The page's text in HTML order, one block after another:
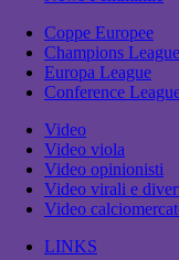
Coppe Europee
Champions League
Europa League
Conference
Video
Video viola
Video opinionisti
Video virali e
Video
LINKS